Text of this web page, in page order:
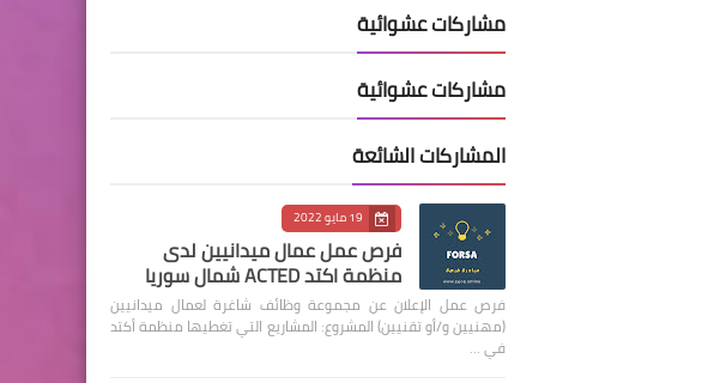
مشاركات عشوائية
مشاركات عشوائية
المشاركات الشائعة
19 مايو 2022
فرص عمل عمال ميدانيين لدى
منظمة اكتد ACTED شمال سوريا
فرص عمل الإعلان عن مجموعة وظائف شاغرة لعمال ميدانيين
(مهنيين و/أو تقنيين) المشروع: المشاريع التي تغطيها منظمة أكتد
في …